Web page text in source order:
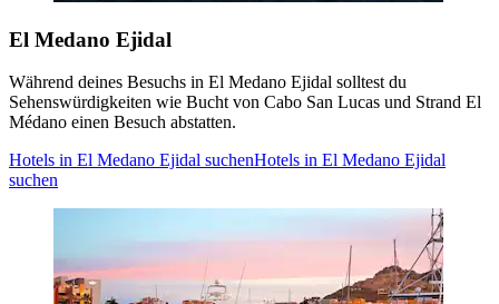
El Medano Ejidal
Während deines Besuchs in El Medano Ejidal solltest du
Sehenswürdigkeiten wie Bucht von Cabo San Lucas und Strand El
Médano einen Besuch abstatten.
Hotels in El Medano Ejidal suchenHotels in El Medano Ejidal
suchen